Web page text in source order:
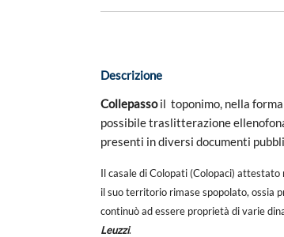
Descrizione
Collepassoil toponimo, nella forma
possibile traslitterazione
presenti in diversi documenti
Il casale di Colopati (Colopaci) attestato
il suo territorio rimase spopolato, ossia
continuò ad essere proprietà di varie
Leuzzi.